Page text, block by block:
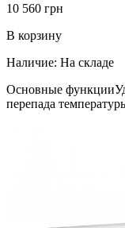
10 560 грн
В корзину
Наличие: На складе
Основные
перепада